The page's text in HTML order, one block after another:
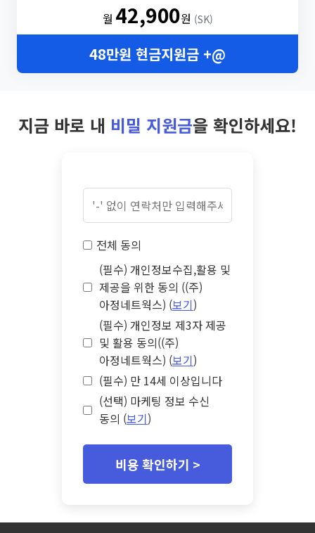
월 42,900원 (SK)
48만원 현금지원금 +@
지금 바로 내 비밀 지원금을 확인하세요!
전체 동의
(필수) 개인정보수집,활용 및
제공을 위한 동의 ((주)
아정네트웍스) (보기)
(필수) 개인정보 제3자 제공
및 활용 동의((주)
아정네트웍스) (보기)
(필수) 만 14세 이상입니다
(선택) 마케팅 정보 수신
동의 (보기)
비용 확인하기 >